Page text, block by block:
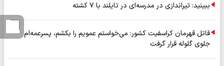
ببینید: تیراندازی در مدرسه‌ای در تایلند با ۷ کشته
قاتل قهرمان کراسفیت کشور: می‌خواستم عمویم را بکشم، پسرعمه‌ام
جلوی گلوله قرار گرفت